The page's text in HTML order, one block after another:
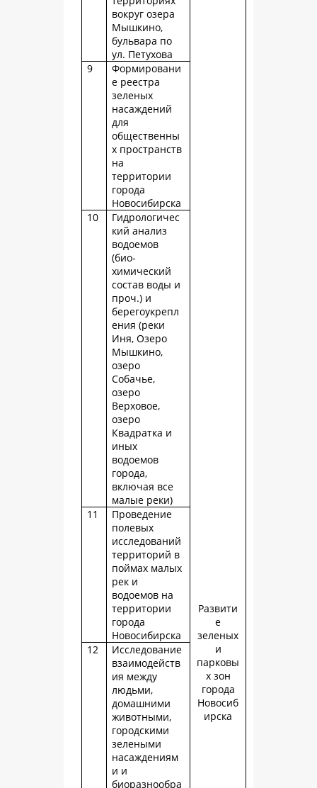
вокруг озера
Мышкино,
бульвара по
ул. Петухова
Развити
е
зеленых
и
парковы
х зон
города
Новосиб
ирска
9
Формировани
е реестра
зеленых
насаждений
для
общественны
х пространств
на
территории
города
Новосибирска
10
Гидрологичес
кий анализ
водоемов
(био-
химический
состав воды и
проч.) и
берегоукрепл
ения (реки
Иня, Озеро
Мышкино,
озеро
Собачье,
озеро
Верховое,
озеро
Квадратка и
иных
водоемов
города,
включая все
малые реки)
11
Проведение
полевых
исследований
территорий в
поймах малых
рек и
водоемов на
территории
города
Новосибирска
12
Исследование
взаимодейств
ия между
людьми,
домашними
животными,
городскими
зелеными
насаждениям
и и
биоразнообра